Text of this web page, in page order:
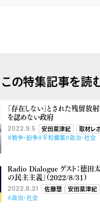
この特集記事を読
「存在しない」とされた残留放
を認めない政府
2022.9.5 安田菜津紀 取材レ
#戦争・紛争#平和構築#政治・社会
Radio Dialogue ゲスト：徳田
の民主主義」（2022/８/31）
2022.8.31 佐藤慧 安田菜津紀
#政治・社会